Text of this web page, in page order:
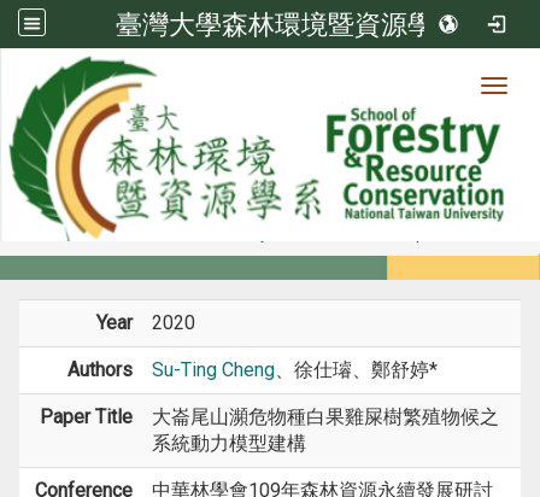
臺灣大學森林環境暨資源學系
Member
Members
Year 2020
Authors Su-Ting Cheng、徐仕璿、鄭舒婷*
Paper Title
大崙尾山瀕危物種白果雞屎樹繁殖物候之
系統動力模型建構
Conference
中華林學會109年森林資源永續發展研討